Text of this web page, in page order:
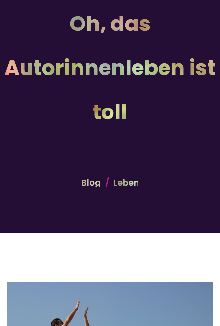
Oh, das
Autorinnenleben ist
toll
Blog Leben